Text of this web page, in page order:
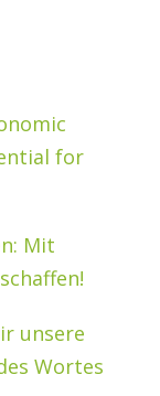
for
Mit
unsere
Wortes